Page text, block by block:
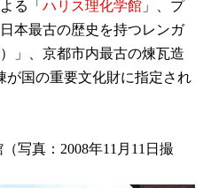
る「 ハリス理化学館 」、プ
本最古の歴史を持つレンガ
）」、京都市内最古の煉瓦造
が国の重要文化財に指定され
写真：2008年11月11日撮